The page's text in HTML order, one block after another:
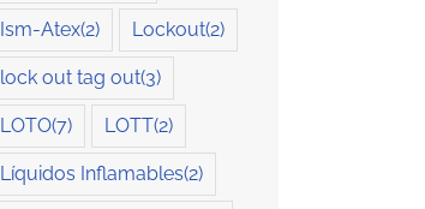
Ism-Atex(2) Lockout(2)
lock out tag out(3)
LOTO(7) LOTT(2)
Líquidos Inflamables(2)